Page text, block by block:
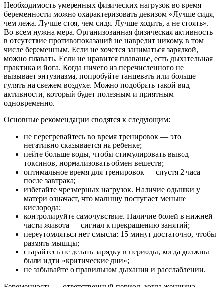
Необходимость умеренных физических нагрузок во время
беременности можно охарактеризовать девизом «Лучше сидя,
чем лежа. Лучше стоя, чем сидя. Лучше ходить, а не стоять».
Во всем нужна мера. Организованная физическая активность
в отсутствие противопоказаний не навредит никому, в том
числе беременным. Если не хочется заниматься зарядкой,
можно плавать. Если не нравится плаванье, есть дыхательная
практика и йога. Когда ничего из перечисленного не
вызывает энтузиазма, попробуйте танцевать или больше
гулять на свежем воздухе. Можно подобрать такой вид
активности, который будет полезным и приятным
одновременно.
Основные рекомендации сводятся к следующим:
не перегревайтесь во время тренировок — это
негативно сказывается на ребенке;
пейте больше воды, чтобы стимулировать вывод
токсинов, нормализовать обмен веществ;
оптимальное время для тренировок — спустя 2 часа
после завтрака;
избегайте чрезмерных нагрузок. Наличие одышки у
матери означает, что малышу поступает меньше
кислорода;
контролируйте самочувствие. Наличие болей в нижней
части живота — сигнал к прекращению занятий;
переутомляться нет смысла: 15 минут достаточно, чтобы
размять мышцы;
старайтесь не делать зарядку в периоды, когда должны
были идти «критические дни»;
не забывайте о правильном дыхании и расслаблении.